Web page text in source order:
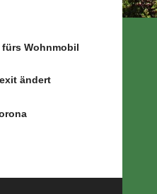
Wohnmobil
ändert